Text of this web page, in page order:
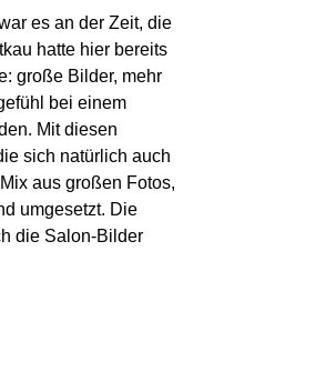
es an der Zeit, die
hatte hier bereits
große Bilder, mehr
bei einem
Mit diesen
sich natürlich auch
aus großen Fotos,
umgesetzt. Die
die Salon-Bilder